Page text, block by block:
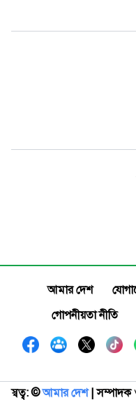
আমার দেশ
গোপনীয়তা নীতি
স্বত্ব: ©️আমার দেশ| সম্পাদক